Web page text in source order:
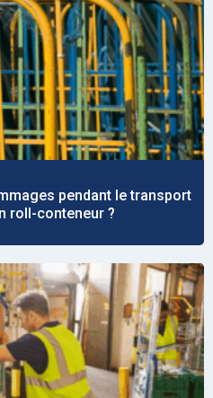
pendant le transport
roll-conteneur ?